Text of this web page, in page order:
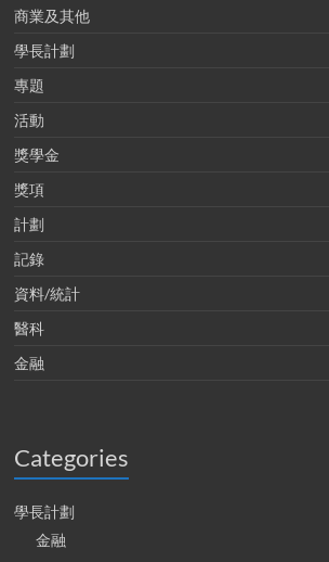
商業及其他
學長計劃
專題
活動
獎學金
獎項
計劃
記錄
資料/統計
醫科
金融
Categories
學長計劃
金融